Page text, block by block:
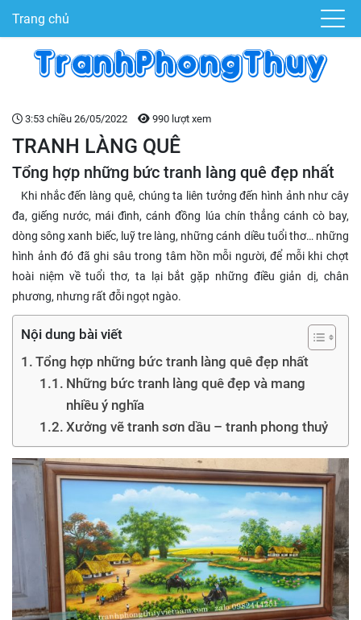
Trang chủ
3:53 chiều 26/05/2022 990 lượt xem
TRANH LÀNG QUÊ
Tổng hợp những bức tranh làng quê đẹp nhất
Khi nhắc đến làng quê, chúng ta liên tưởng đến hình ảnh như cây
đa, giếng nước, mái đình, cánh đồng lúa chín thẳng cánh cò bay,
dòng sông xanh biếc, luỹ tre làng, những cánh diều tuổi thơ… những
hình ảnh đó đã ghi sâu trong tâm hồn mỗi người, để mỗi khi chợt
hoài niệm về tuổi thơ, ta lại bắt gặp những điều giản dị, chân
phương, nhưng rất đỗi ngọt ngào.
Nội dung bài viết
Tổng hợp những bức tranh làng quê đẹp nhất
Những bức tranh làng quê đẹp và mang
nhiều ý nghĩa
Xưởng vẽ tranh sơn dầu – tranh phong thuỷ